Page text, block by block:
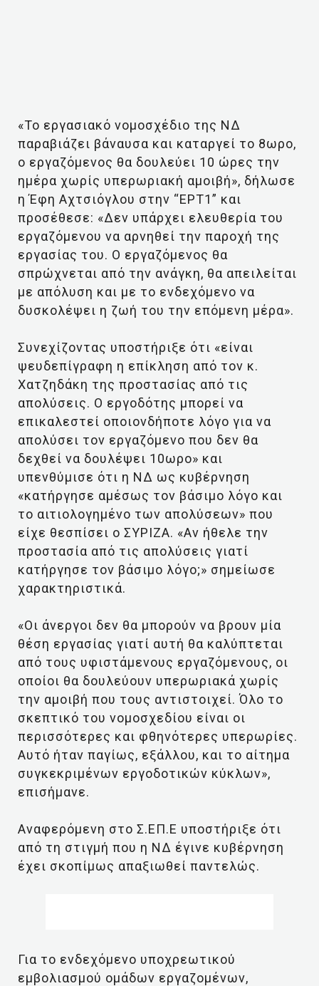
«Το εργασιακό νομοσχέδιο της ΝΔ
παραβιάζει βάναυσα και καταργεί το 8ωρο,
ο εργαζόμενος θα δουλεύει 10 ώρες την
ημέρα χωρίς υπερωριακή αμοιβή», δήλωσε
η Έφη Αχτσιόγλου στην “ΕΡΤ1” και
προσέθεσε: «Δεν υπάρχει ελευθερία του
εργαζόμενου να αρνηθεί την παροχή της
εργασίας του. Ο εργαζόμενος θα
σπρώχνεται από την ανάγκη, θα απειλείται
με απόλυση και με το ενδεχόμενο να
δυσκολέψει η ζωή του την επόμενη μέρα».
Συνεχίζοντας υποστήριξε ότι «είναι
ψευδεπίγραφη η επίκληση από τον κ.
Χατζηδάκη της προστασίας από τις
απολύσεις. Ο εργοδότης μπορεί να
επικαλεστεί οποιονδήποτε λόγο για να
απολύσει τον εργαζόμενο που δεν θα
δεχθεί να δουλέψει 10ωρο» και
υπενθύμισε ότι η ΝΔ ως κυβέρνηση
«κατήργησε αμέσως τον βάσιμο λόγο και
το αιτιολογημένο των απολύσεων» που
είχε θεσπίσει ο ΣΥΡΙΖΑ. «Αν ήθελε την
προστασία από τις απολύσεις γιατί
κατήργησε τον βάσιμο λόγο;» σημείωσε
χαρακτηριστικά.
«Οι άνεργοι δεν θα μπορούν να βρουν μία
θέση εργασίας γιατί αυτή θα καλύπτεται
από τους υφιστάμενους εργαζόμενους, οι
οποίοι θα δουλεύουν υπερωριακά χωρίς
την αμοιβή που τους αντιστοιχεί. Όλο το
σκεπτικό του νομοσχεδίου είναι οι
περισσότερες και φθηνότερες υπερωρίες.
Αυτό ήταν παγίως, εξάλλου, και το αίτημα
συγκεκριμένων εργοδοτικών κύκλων»,
επισήμανε.
Αναφερόμενη στο Σ.ΕΠ.Ε υποστήριξε ότι
από τη στιγμή που η ΝΔ έγινε κυβέρνηση
έχει σκοπίμως απαξιωθεί παντελώς.
Για το ενδεχόμενο υποχρεωτικού
εμβολιασμού ομάδων εργαζομένων,